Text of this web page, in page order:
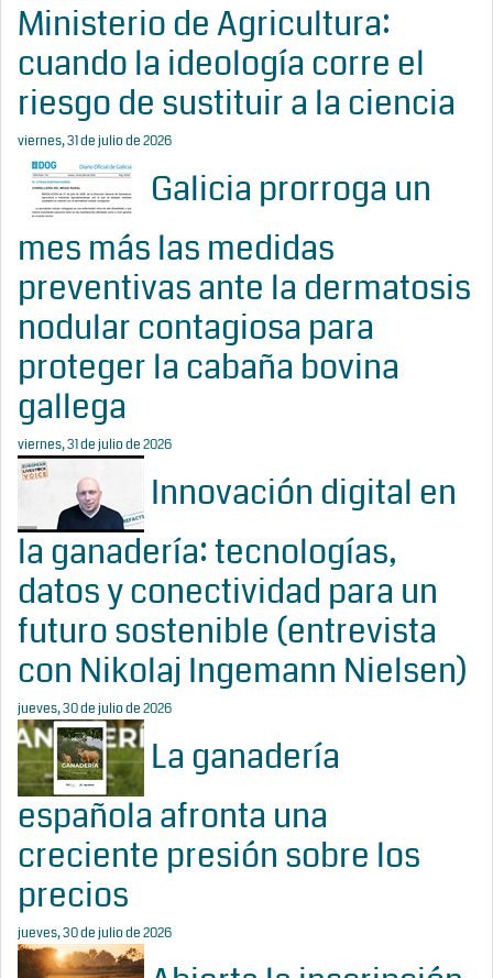
Ministerio de Agricultura:
cuando la ideología corre el
riesgo de sustituir a la ciencia
viernes, 31 de julio de 2026
Galicia prorroga un
mes más las medidas
preventivas ante la dermatosis
nodular contagiosa para
proteger la cabaña bovina
gallega
viernes, 31 de julio de 2026
Innovación digital en
la ganadería: tecnologías,
datos y conectividad para un
futuro sostenible (entrevista
con Nikolaj Ingemann Nielsen)
jueves, 30 de julio de 2026
La ganadería
española afronta una
creciente presión sobre los
precios
jueves, 30 de julio de 2026